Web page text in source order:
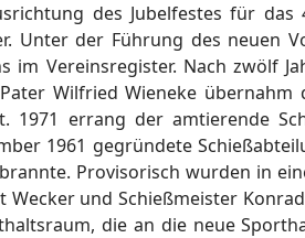
des Jubelfestes für das
Unter der Führung des neuen
im Vereinsregister. Nach zwölf
Wilfried Wieneke
1971 errang der amtierende
1961 gegründete
Provisorisch wurden in
Wecker und Schießmeister
die an die neue